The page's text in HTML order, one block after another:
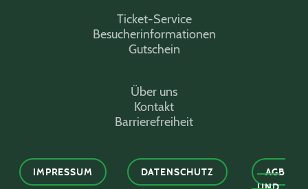
Ticket-Service
Besucherinformationen
Gutschein
Über uns
Kontakt
Barrierefreiheit
IMPRESSUM DATENSCHUTZ
AGB